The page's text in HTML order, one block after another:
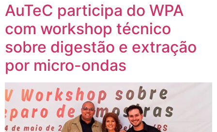
AuTeC participa do WPA
com workshop técnico
sobre digestão e extração
por micro-ondas